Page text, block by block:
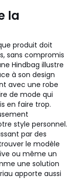
la
produit doit
sans compromis
Hindbag illustre
à son design
avec une robe
de mode qui
en faire trop.
style personnel.
par des
le modèle
ou même un
une solution
apporte aussi